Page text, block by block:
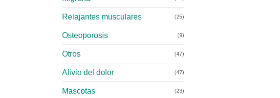
Relajantes musculares (25)
Osteoporosis (9)
Otros (47)
Alivio del dolor (47)
Mascotas (23)